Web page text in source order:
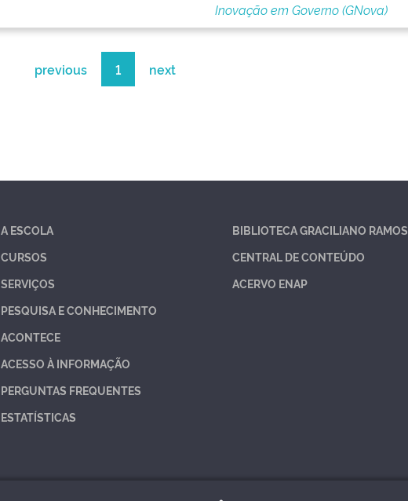
Inovação em Governo (GNova)
previous 1 next
A ESCOLA
CURSOS
SERVIÇOS
PESQUISA E CONHECIMENTO
ACONTECE
ACESSO À INFORMAÇÃO
PERGUNTAS FREQUENTES
ESTATÍSTICAS
BIBLIOTECA GRACILIANO RAMOS
CENTRAL DE CONTEÚDO
ACERVO ENAP